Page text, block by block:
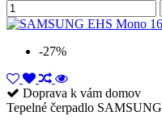
-27%
Doprava k vám domov
Tepelné čerpadlo SAMSUNG